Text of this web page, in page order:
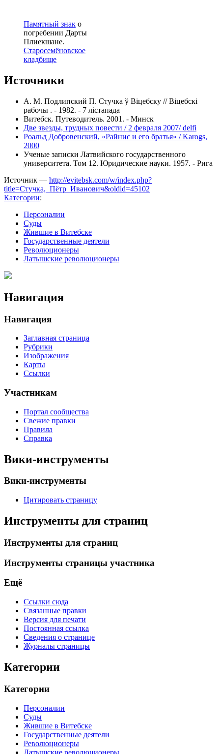
Памятный знак о
погребении Дарты
Плиекшане.
Старосемёновское
кладбище
Источники
А. М. Подлипский П. Стучка ў Віцебску // Віцебскі
рабочы . - 1982. - 7 лістапада
Витебск. Путеводитель. 2001. - Минск
Две звезды, трудных повести / 2 февраля 2007/ delfi
Роальд Добровенский, «Райнис и его братья» / Karogs,
2000
Ученые записки Латвийского государственного
университета. Том 12. Юридические науки. 1957. - Рига
Источник — http://evitebsk.com/w/index.php?
title=Стучка,_Пётр_Иванович&oldid=45102
Категории:
Персоналии
Суды
Жившие в Витебске
Государственные деятели
Революционеры
Латышские революционеры
Навигация
Навигация
Заглавная страница
Рубрики
Изображения
Карты
Ссылки
Участникам
Портал сообщества
Свежие правки
Правила
Справка
Вики-инструменты
Вики-инструменты
Цитировать страницу
Инструменты для страниц
Инструменты для страниц
Инструменты страницы участника
Ещё
Ссылки сюда
Связанные правки
Версия для печати
Постоянная ссылка
Сведения о странице
Журналы страницы
Категории
Категории
Персоналии
Суды
Жившие в Витебске
Государственные деятели
Революционеры
Латышские революционеры